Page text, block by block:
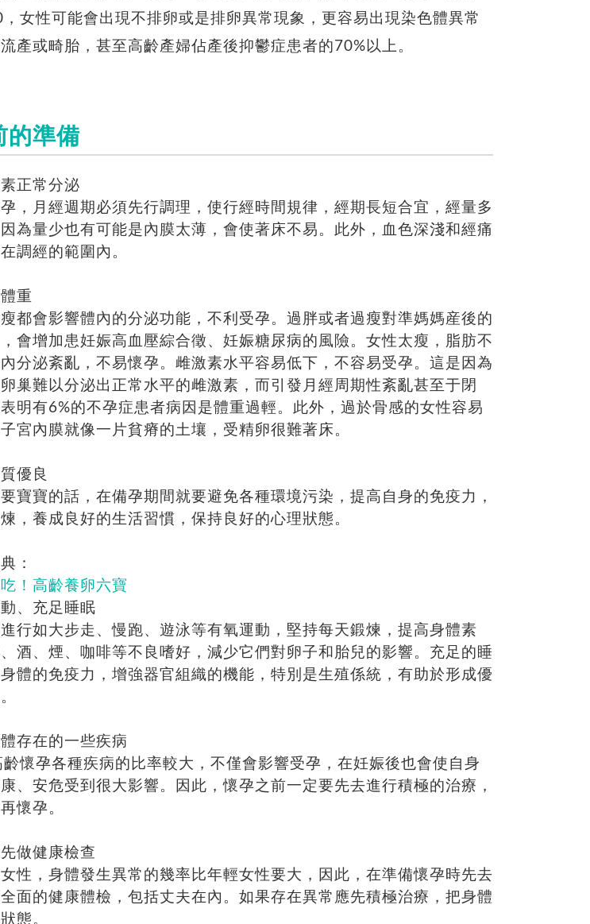
女性可能會出現不排卵或是排卵異常現象，更容易出現染色體異常
產或畸胎，甚至高齡產婦佔產後抑鬱症患者的70%以上。
的準備
正常分泌
，月經週期必須先行調理，使行經時間規律，經期長短合宜，經量多
為量少也有可能是內膜太薄，會使著床不易。此外，血色深淺和經痛
調經的範圍內。
重
都會影響體內的分泌功能，不利受孕。過胖或者過瘦對準媽媽産後的
會增加患妊娠高血壓綜合徵、妊娠糖尿病的風險。女性太瘦，脂肪不
分泌紊亂，不易懷孕。雌激素水平容易低下，不容易受孕。這是因為
巢難以分泌出正常水平的雌激素，而引發月經周期性紊亂甚至于閉
明有6%的不孕症患者病因是體重過輕。此外，過於骨感的女性容易
宮內膜就像一片貧瘠的土壤，受精卵很難著床。
優良
寶寶的話，在備孕期間就要避免各種環境污染，提高自身的免疫力，
，養成良好的生活習慣，保持良好的心理狀態。
：
！高齡養卵六寶
、充足睡眠
行如大步走、慢跑、遊泳等有氧運動，堅持每天鍛煉，提高身體素
酒、煙、咖啡等不良嗜好，減少它們對卵子和胎兒的影響。充足的睡
體的免疫力，增強器官組織的機能，特別是生殖係統，有助於形成優
存在的一些疾病
懷孕各種疾病的比率較大，不僅會影響受孕，在妊娠後也會使自身
、安危受到很大影響。因此，懷孕之前一定要先去進行積極的治療，
懷孕。
做健康檢查
性，身體發生異常的幾率比年輕女性要大，因此，在準備懷孕時先去
面的健康體檢，包括丈夫在內。如果存在異常應先積極治療，把身體
態。